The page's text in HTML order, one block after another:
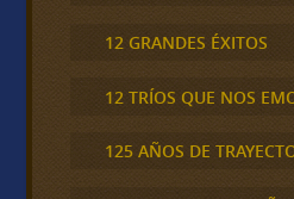
12 GRANDES ÉXITOS
12 TRÍOS QUE NOS
125 AÑOS DE